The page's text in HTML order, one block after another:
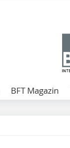
BFT Magazin